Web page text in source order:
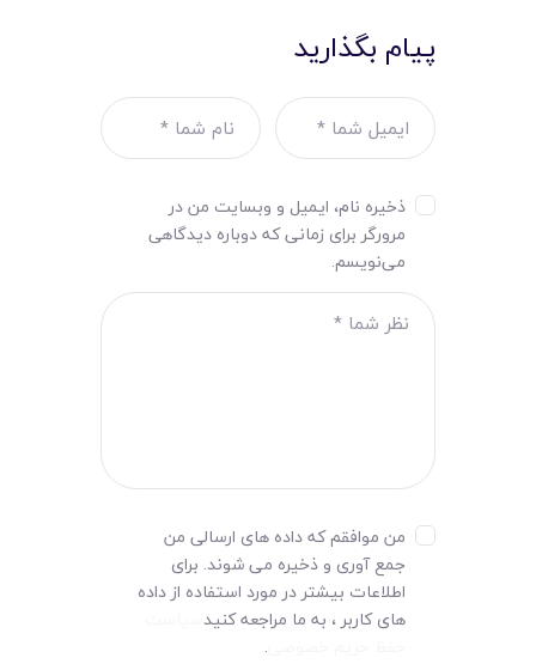
پیام بگذارید
ذخیره نام، ایمیل و وبسایت من در
مرورگر برای زمانی که دوباره دیدگاهی
می‌نویسم.
من موافقم که داده های ارسالی من
جمع آوری و ذخیره می شوند. برای
اطلاعات بیشتر در مورد استفاده از داده
های کاربر ، به ما مراجعه کنید
.